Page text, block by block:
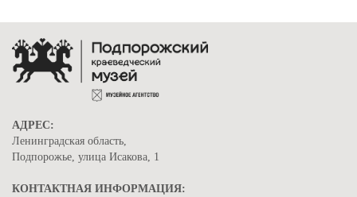
АДРЕС:
Ленинградская область,
Подпорожье, улица Исакова, 1
КОНТАКТНАЯ ИНФОРМАЦИЯ: